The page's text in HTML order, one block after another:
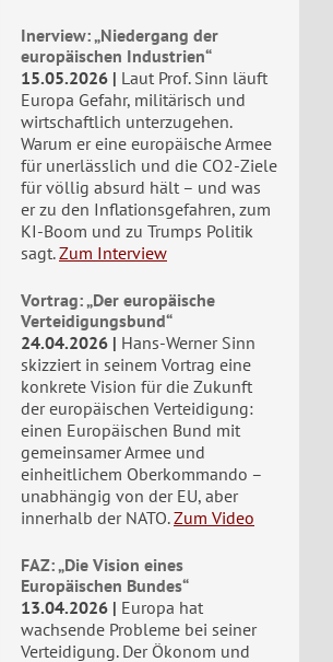
Inerview: „Niedergang der
europäischen Industrien“
15.05.2026
Laut Prof. Sinn läuft
Europa Gefahr, militärisch und
wirtschaftlich unterzugehen.
Warum er eine europäische Armee
für unerlässlich und die CO2-Ziele
für völlig absurd hält – und was
er zu den Inflationsgefahren, zum
KI-Boom und zu Trumps Politik
sagt. Zum Interview
Vortrag: „Der europäische
Verteidigungsbund“
24.04.2026
Hans-Werner Sinn
skizziert in seinem Vortrag eine
konkrete Vision für die Zukunft
der europäischen Verteidigung:
einen Europäischen Bund mit
gemeinsamer Armee und
einheitlichem Oberkommando –
unabhängig von der EU, aber
innerhalb der NATO. Zum Video
FAZ: „Die Vision eines
Europäischen Bundes“
13.04.2026
Europa hat
wachsende Probleme bei seiner
Verteidigung. Der Ökonom und